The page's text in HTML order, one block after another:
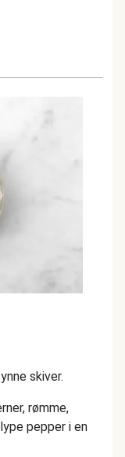
skiver.
rømme,
pepper i en